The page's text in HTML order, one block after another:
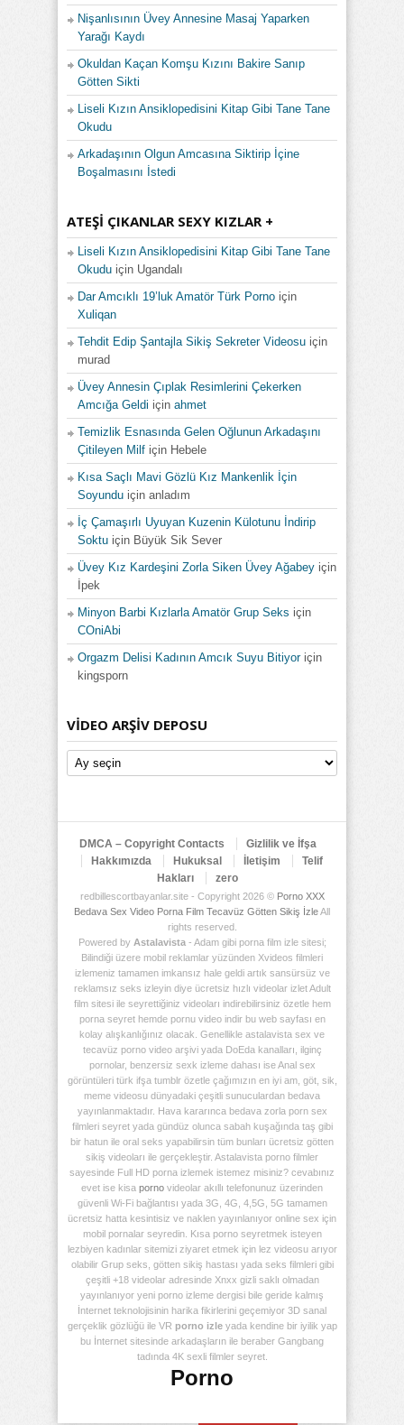
Nişanlısının Üvey Annesine Masaj Yaparken
Yarağı Kaydı
Okuldan Kaçan Komşu Kızını Bakire Sanıp
Götten Sikti
Liseli Kızın Ansiklopedisini Kitap Gibi Tane Tane
Okudu
Arkadaşının Olgun Amcasına Siktirip İçine
Boşalmasını İstedi
ATEŞI ÇIKANLAR SEXY KIZLAR +
Liseli Kızın Ansiklopedisini Kitap Gibi Tane Tane
Okudu için Ugandalı
Dar Amcıklı 19’luk Amatör Türk Porno için
Xuliqan
Tehdit Edip Şantajla Sikiş Sekreter Videosu için
murad
Üvey Annesin Çıplak Resimlerini Çekerken
Amcığa Geldi için ahmet
Temizlik Esnasında Gelen Oğlunun Arkadaşını
Çitileyen Milf için Hebele
Kısa Saçlı Mavi Gözlü Kız Mankenlik İçin
Soyundu için anladım
İç Çamaşırlı Uyuyan Kuzenin Külotunu İndirip
Soktu için Büyük Sik Sever
Üvey Kız Kardeşini Zorla Siken Üvey Ağabey için
İpek
Minyon Barbi Kızlarla Amatör Grup Seks için
COniAbi
Orgazm Delisi Kadının Amcık Suyu Bitiyoriçin
kingsporn
VIDEO ARŞIV DEPOSU
Video
Arşiv
DMCA – Copyright Contacts
Gizlilik ve İfşa
Hakkımızda
Hukuksal İletişim
Telif
Hakları
zero
redbillescortbayanlar.site - Copyright 2026 © Porno XXX
Bedava Sex Video Porna Film Tecavüz Götten Sikiş İzleAll
rights reserved.
Powered by Astalavista- Adam gibi porna film izle sitesi;
Bilindiği üzere mobil reklamlar yüzünden Xvideos filmleri
izlemeniz tamamen imkansız hale geldi artık sansürsüz ve
reklamsız seks izleyin diye ücretsiz hızlı videolar izlet Adult
film sitesi ile seyrettiğiniz videoları indirebilirsiniz özetle hem
porna seyret hemde pornu video indir bu web sayfası en
kolay alışkanlığınız olacak. Genellikle astalavista sex ve
tecavüz porno video arşivi yada DoEda kanalları, ilginç
pornolar, benzersiz sexk izleme dahası ise Anal sex
görüntüleri türk ifşa tumblr özetle çağımızın en iyi am, göt, sik,
meme videosu dünyadaki çeşitli sunuculardan bedava
yayınlanmaktadır. Hava kararınca bedava zorla porn sex
filmleri seyret yada gündüz olunca sabah kuşağında taş gibi
bir hatun ile oral seks yapabilirsin tüm bunları ücretsiz götten
sikiş videoları ile gerçekleştir. Astalavista porno filmler
sayesinde Full HD porna izlemek istemez misiniz? cevabınız
evet ise kisa porno videolar akıllı telefonunuz üzerinden
güvenli Wi-Fi bağlantısı yada 3G, 4G, 4,5G, 5G tamamen
ücretsiz hatta kesintisiz ve naklen yayınlanıyor online sex için
mobil pornalar seyredin. Kısa porno seyretmek isteyen
lezbiyen kadınlar sitemizi ziyaret etmek için lez videosu arıyor
olabilir Grup seks, götten sikiş hastası yada seks filmleri gibi
çeşitli +18 videolar adresinde Xnxx gizli saklı olmadan
yayınlanıyor yeni porno izleme dergisi bile geride kalmış
İnternet teknolojisinin harika fikirlerini geçemiyor 3D sanal
gerçeklik gözlüğü ile VR porno izleyada kendine bir iyilik yap
bu İnternet sitesinde arkadaşların ile beraber Gangbang
tadında 4K sexli filmler seyret.
Porno